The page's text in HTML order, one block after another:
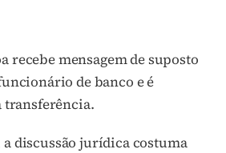
recebe mensagem de suposto
de banco e é
transferência.
a discussão jurídica costuma